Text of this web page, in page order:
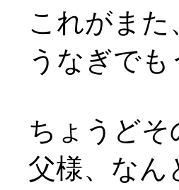
これがま
うなぎで
ちょうど
父様、なん